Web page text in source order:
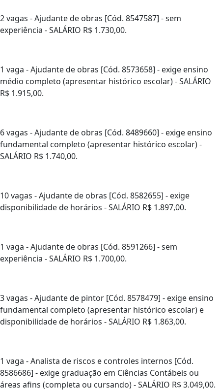
2 vagas - Ajudante de obras [Cód. 8547587] - sem
experiência - SALÁRIO R$ 1.730,00.
1 vaga - Ajudante de obras [Cód. 8573658] - exige ensino
médio completo (apresentar histórico escolar) - SALÁRIO
R$ 1.915,00.
6 vagas - Ajudante de obras [Cód. 8489660] - exige ensino
fundamental completo (apresentar histórico escolar) -
SALÁRIO R$ 1.740,00.
10 vagas - Ajudante de obras [Cód. 8582655] - exige
disponibilidade de horários - SALÁRIO R$ 1.897,00.
1 vaga - Ajudante de obras [Cód. 8591266] - sem
experiência - SALÁRIO R$ 1.700,00.
3 vagas - Ajudante de pintor [Cód. 8578479] - exige ensino
fundamental completo (apresentar histórico escolar) e
disponibilidade de horários - SALÁRIO R$ 1.863,00.
1 vaga - Analista de riscos e controles internos [Cód.
8586686] - exige graduação em Ciências Contábeis ou
áreas afins (completa ou cursando) - SALÁRIO R$ 3.049,00.